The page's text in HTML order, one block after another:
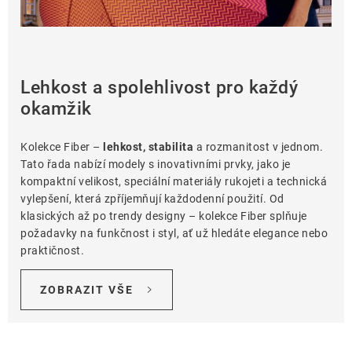
Gastro produkty
Klub výhod
Naše katalogy
O nás
Lehkost a spolehlivost pro každý
okamžik
Kolekce Fiber – lehkost, stabilita a rozmanitost v jednom.
Tato řada nabízí modely s inovativními prvky, jako je
kompaktní velikost, speciální materiály rukojeti a technická
vylepšení, která zpříjemňují každodenní použití. Od
klasických až po trendy designy – kolekce Fiber splňuje
požadavky na funkčnost i styl, ať už hledáte elegance nebo
praktičnost.
ZOBRAZIT VŠE